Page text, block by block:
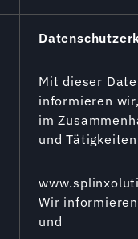
Mit dieser
informieren
im
und
Wir
und